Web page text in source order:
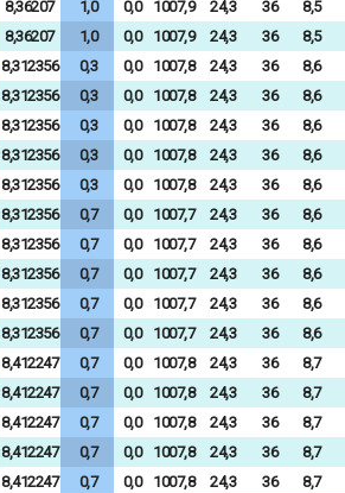
8,36207 1,0 0,0 1007,9 24,3 36
8,5
8,36207 1,0 0,0 1007,9 24,3 36
8,5
8,312356 0,3 0,0 1007,8 24,3 36
8,6
8,312356 0,3 0,0 1007,8 24,3 36
8,6
8,312356 0,3 0,0 1007,8 24,3 36
8,6
8,312356 0,3 0,0 1007,8 24,3 36
8,6
8,312356 0,3 0,0 1007,8 24,3 36
8,6
8,312356 0,7 0,0 1007,7 24,3 36
8,6
8,312356 0,7 0,0 1007,7 24,3 36
8,6
8,312356 0,7 0,0 1007,7 24,3 36
8,6
8,312356 0,7 0,0 1007,7 24,3 36
8,6
8,312356 0,7 0,0 1007,7 24,3 36
8,6
8,412247 0,7 0,0 1007,8 24,3 36
8,7
8,412247 0,7 0,0 1007,8 24,3 36
8,7
8,412247 0,7 0,0 1007,8 24,3 36
8,7
8,412247 0,7 0,0 1007,8 24,3 36
8,7
8,412247 0,7 0,0 1007,8 24,3 36
8,7